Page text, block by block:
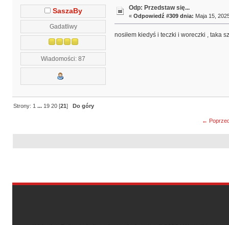
SaszaBy
Gadatliwy
Wiadomości: 87
Odp: Przedstaw się...
« Odpowiedź #309 dnia: Maja 15,
nosiłem kiedyś i teczki i woreczki , taka
Strony: 1 ... 19 20 [21]Do góry
←